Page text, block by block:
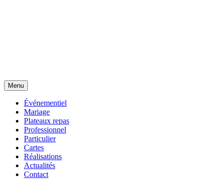
Menu
Événementiel
Mariage
Plateaux repas
Professionnel
Particulier
Cartes
Réalisations
Actualités
Contact